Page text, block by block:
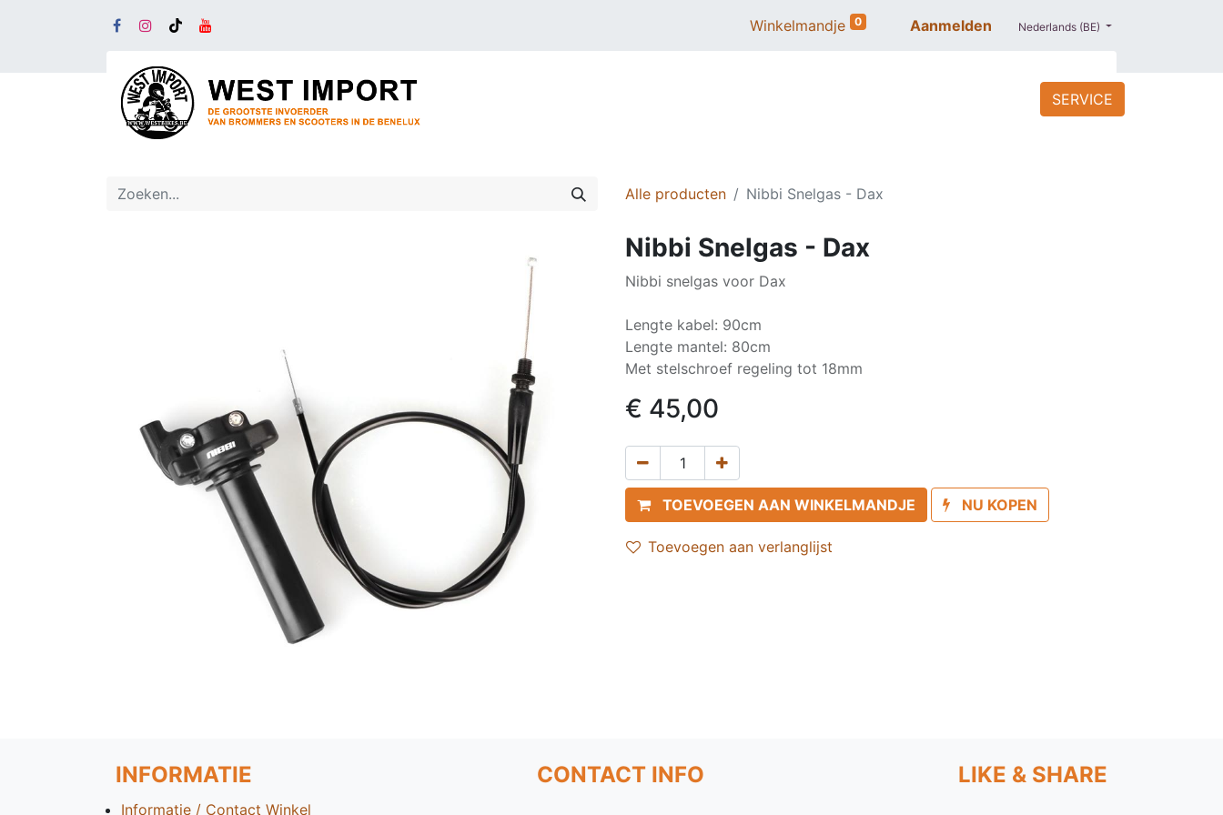
Winkelmandje 0 Aanmelden Nederlands (BE)
PROMO
SERVICE
Alle producten Nibbi Snelgas - Dax
Nibbi Snelgas - Dax
Nibbi snelgas voor Dax
Lengte kabel: 90cm
Lengte mantel: 80cm
Met stelschroef regeling tot 18mm
€ 45,00
TOEVOEGEN AAN WINKELMANDJE NU KOPEN
Toevoegen aan verlanglijst
INFORMATIE CONTACT INFO LIKE & SHARE
Informatie / Contact Winkel